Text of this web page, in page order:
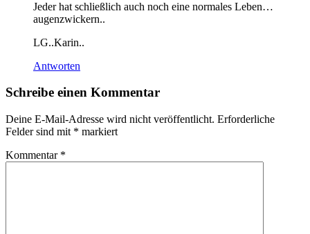
Jeder hat schließlich auch noch eine normales Leben…
augenzwickern..
LG..Karin..
Antworten
Schreibe einen Kommentar
Deine E-Mail-Adresse wird nicht veröffentlicht. Erforderliche
Felder sind mit * markiert
Kommentar *